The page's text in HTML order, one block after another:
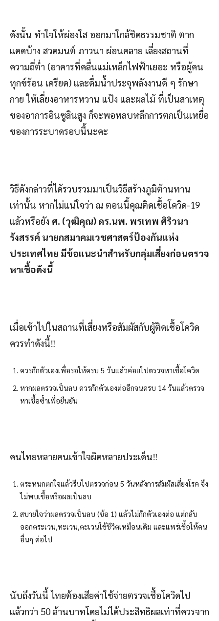
ดังนั้น ทำใจให้ผ่องใส ออกมาใกล้ชิดธรรมชาติ ตาก
แดดบ้าง สวดมนต์ ภาวนา ผ่อนคลาย เลี่ยงสถานที่
ความถี่ต่ำ (อาคารที่คลื่นแม่เหล็กไฟฟ้าเยอะ หรือผู้คน
ทุกข์ร้อน เครียด) และดื่มน้ำประจุพลังงานดี ๆ รักษา
กาย ให้เลี่ยงอาหารหวาน แป้ง และผลไม้ ที่เป็นสาเหตุ
ของอาการอินซูลินสูง ก็จะพอหลบหลีกการตกเป็นเหยื่อ
ของการระบาดรอบนี้นะคะ
วิธีดังกล่าวที่ได้รวบรวมมาเป็นวิธีสร้างภูมิต้านทาน
เท่านั้น หากไม่แน่ใจว่า ณ ตอนนี้คุณติดเชื้อโควิด-19
แล้วหรือยัง ศ. (วุฒิคุณ) ดร.นพ. พรเทพ ศิริวนา
รังสรรค์ นายกสมาคมเวชศาสตร์ป้องกันแห่ง
ประเทศไทย มีข้อแนะนำสำหรับกลุ่มเสี่ยงก่อนตรวจ
หาเชื้อดังนี้
เมื่อเข้าไปในสถานที่เสี่ยงหรือสัมผัสกับผู้ติดเชื้อโควิด
ควรทำดังนี้‼️
ควรกักตัวเองเพื่อรอให้ครบ 5 วันแล้วค่อยไปตรวจหาเชื้อโควิด
หากผลตรวจเป็นลบ ควรกักตัวเองต่ออีกจนครบ 14 วันแล้วตรวจ
หาเชื้อซ้ำเพื่อยืนยัน
คนไทยหลายคนเข้าใจผิดหลายประเด็น‼️
ตระหนกตกใจแล้วรีบไปตรวจก่อน 5 วันหลังการสัมผัสเสี่ยงโรค จึง
ไม่พบเชื้อหรือผลเป็นลบ
สบายใจว่าผลตรวจเป็นลบ (ข้อ 1) แล้วไม่กักตัวเองต่อ แต่กลับ
ออกตระเวน,ทะเวน,ตะเวนใช้ชีวิตเหมือนเดิม และแพร่เชื้อให้คน
อื่นๆ ต่อไป
นับถึงวันนี้ ไทยต้องเสียค่าใช้จ่ายตรวจเชื้อโควิดไป
แล้วกว่า 50 ล้านบาทโดยไม่ได้ประสิทธิผลเท่าที่ควรจาก